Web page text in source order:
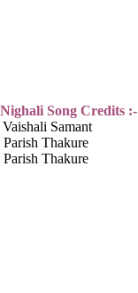
Song Credits :-
Samant
Parish Thakure
Thakure